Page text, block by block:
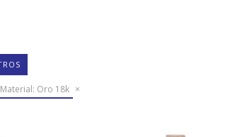
Material: Oro 18k